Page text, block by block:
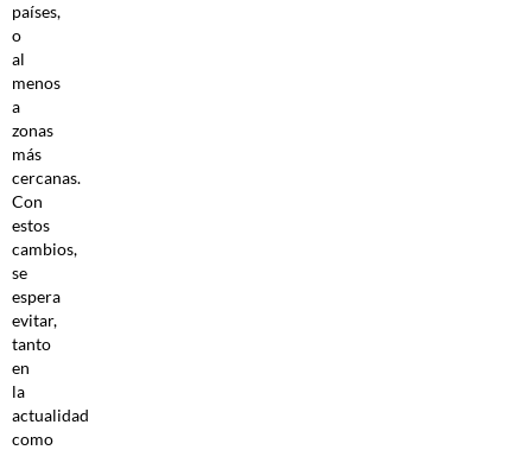
países,
o
al
menos
a
zonas
más
cercanas.
Con
estos
cambios,
se
espera
evitar,
tanto
en
la
actualidad
como